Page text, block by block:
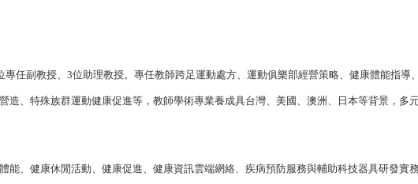
專任副教授、 3位助理教授。專任教師跨足運動處方、運動俱樂部經營策略、健康體能指
造、特殊族群運動健康促進等，教師學術專業養成具台灣、美國、澳洲、日本等背景，多
能、健康休閒活動、健康促進、健康資訊雲端網絡、疾病預防服務與輔助科技器具研發實務